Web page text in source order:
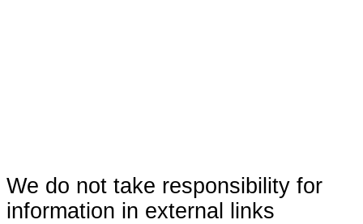
We do not take responsibility for
information in external links